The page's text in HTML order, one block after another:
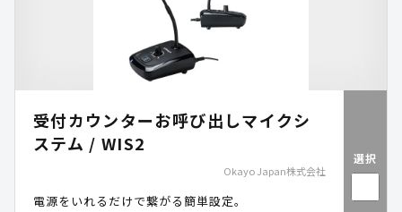
受付カウンターお呼び出しマイクシ
ステム / WIS2
Okayo Japan株式会社
電源をいれるだけで繋がる簡単設定。
選択